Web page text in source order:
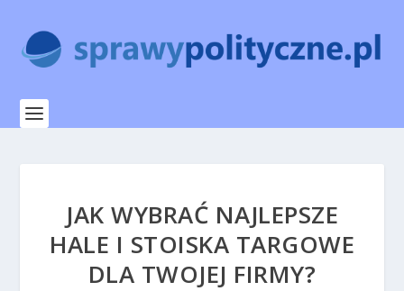
JAK WYBRAĆ NAJLEPSZE
HALE I STOISKA TARGOWE
DLA TWOJEJ FIRMY?